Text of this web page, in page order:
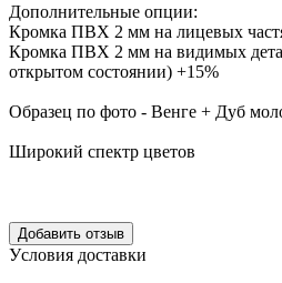
Дополнительные опции:
Кромка ПВХ 2 мм на лицевых
Кромка ПВХ 2 мм на видимых
открытом состоянии) +15%
Образец по фото - Венге + Дуб
Широкий спектр цветов
Уcловия доcтавки